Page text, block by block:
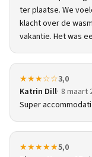
ter plaatse. We
klacht over de
vakantie. Het was
★★★☆☆3,0
Katrin Dill 8 maart
Super
★★★★★5,0